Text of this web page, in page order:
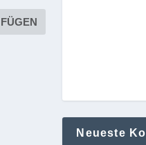
Neueste